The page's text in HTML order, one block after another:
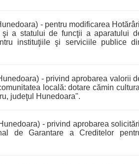
- pentru modificarea
şi a statului de funcţii a aparatului
instituţiile şi serviciile publice
- privind aprobarea valorii
locală: dotare cămin cultural
judeţul Hunedoara".
- privind aprobarea
de Garantare a Creditelor